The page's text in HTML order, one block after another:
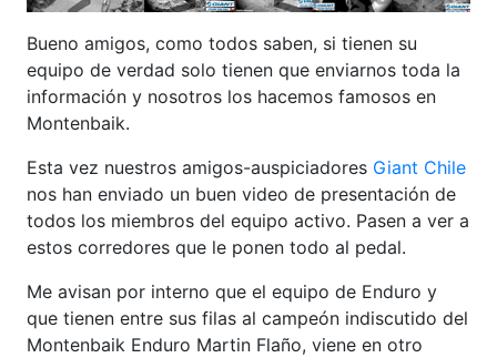
Bueno amigos, como todos saben, si tienen su
equipo de verdad solo tienen que enviarnos toda la
información y nosotros los hacemos famosos en
Montenbaik.
Esta vez nuestros amigos-auspiciadores Giant Chile
nos han enviado un buen video de presentación de
todos los miembros del equipo activo. Pasen a ver a
estos corredores que le ponen todo al pedal.
Me avisan por interno que el equipo de Enduro y
que tienen entre sus filas al campeón indiscutido del
Montenbaik Enduro Martin Flaño, viene en otro